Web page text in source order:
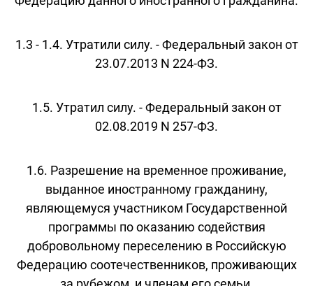
1.3 - 1.4. Утратили силу. - Федеральный закон от
23.07.2013 N 224-ФЗ.
1.5. Утратил силу. - Федеральный закон от
02.08.2019 N 257-ФЗ.
1.6. Разрешение на временное проживание,
выданное иностранному гражданину,
являющемуся участником Государственной
программы по оказанию содействия
добровольному переселению в Российскую
Федерацию соотечественников, проживающих